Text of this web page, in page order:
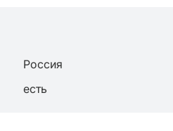
Россия
есть